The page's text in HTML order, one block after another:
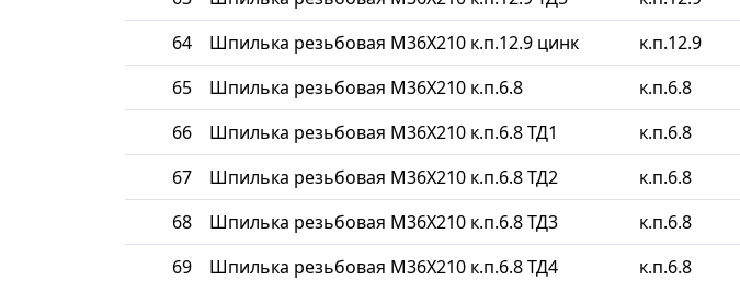
64 Шпилька резьбовая М36Х210 к.п.12.9 цинк к.п.12.9
65 Шпилька резьбовая М36Х210 к.п.6.8 к.п.6.8
66 Шпилька резьбовая М36Х210 к.п.6.8 ТД1 к.п.6.8
67 Шпилька резьбовая М36Х210 к.п.6.8 ТД2 к.п.6.8
68 Шпилька резьбовая М36Х210 к.п.6.8 ТД3 к.п.6.8
69 Шпилька резьбовая М36Х210 к.п.6.8 ТД4 к.п.6.8